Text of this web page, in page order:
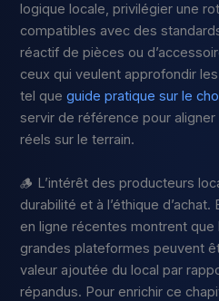
logique locale, privilégier une
compatibles avec des
réactif de pièces ou
ceux qui veulent approfondir
tel queguide pratique sur le
servir de référence pour aligner
réels sur le terrain.
🪵 L’intérêt des producteurs
durabilité et à l’éthique
en ligne récentes montrent
grandes plateformes peuvent
valeur ajoutée du local par
répandus. Pour enrichir ce